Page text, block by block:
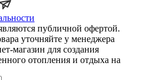
публичной офертой.
уточняйте у менеджера
магазин для создания
отопления и отдыха на